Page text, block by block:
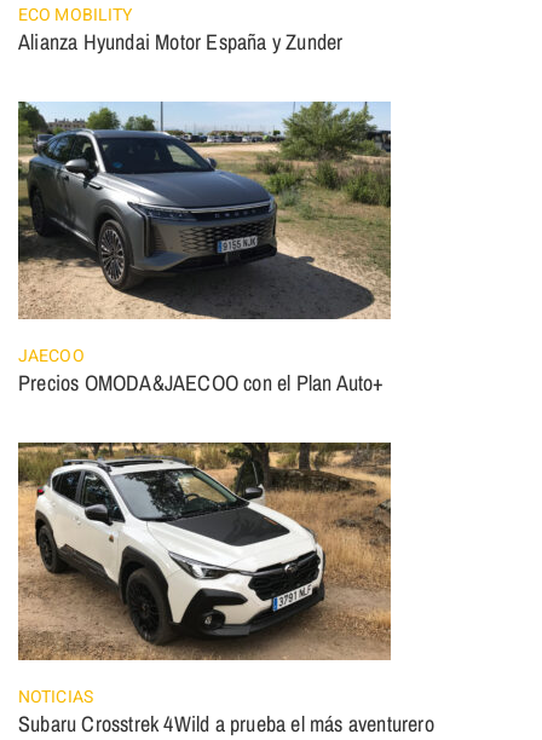
ECO MOBILITY
Alianza Hyundai Motor España y Zunder
JAECOO
Precios OMODA&JAECOO con el Plan Auto+
NOTICIAS
Subaru Crosstrek 4Wild a prueba el más aventurero